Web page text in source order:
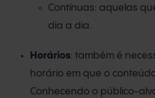
Contínuas: aquelas
dia a dia.
Horários: também é
horário em que o
Conhecendo o público-